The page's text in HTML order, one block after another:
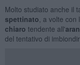
Molto studiato anche il
spettinato , a volte
chiaro tendente all'
del tentativo di